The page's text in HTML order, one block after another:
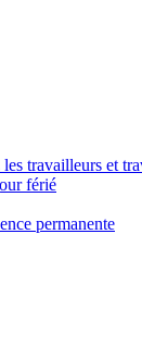
travailleurs et
férié
permanente